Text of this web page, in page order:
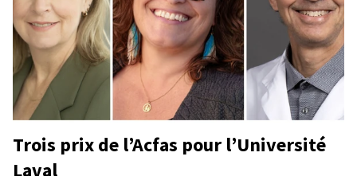
Trois prix de l’Acfas pour l’Université
Laval